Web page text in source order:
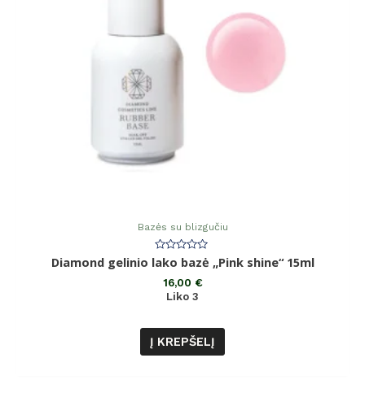
Bazės su blizgučiu
Įvertinimas:
0
Diamond gelinio lako bazė „Pink shine“ 15ml
16,00 €
Liko 3
Į KREPŠELĮ